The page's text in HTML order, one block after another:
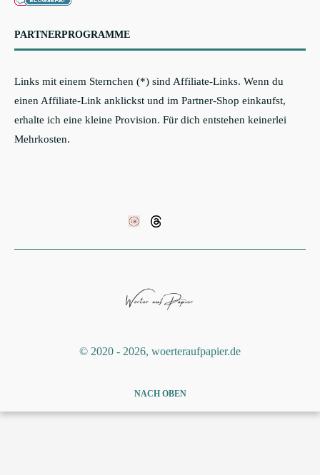
PARTNERPROGRAMME
Links mit einem Sternchen (*) sind Affiliate-Links. Wenn du
einen Affiliate-Link anklickst und im Partner-Shop einkaufst,
erhalte ich eine kleine Provision. Für dich entstehen keinerlei
Mehrkosten.
©️ 2020 - 2026, woerteraufpapier.de
NACH OBEN